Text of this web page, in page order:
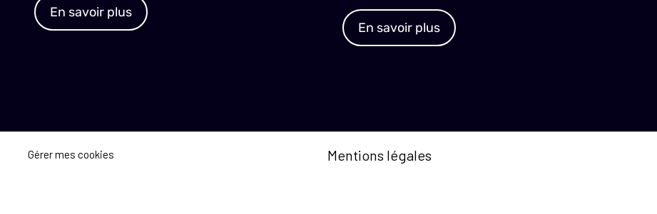
En savoir plus
En savoir plus
Gérer mes cookies Mentions légales